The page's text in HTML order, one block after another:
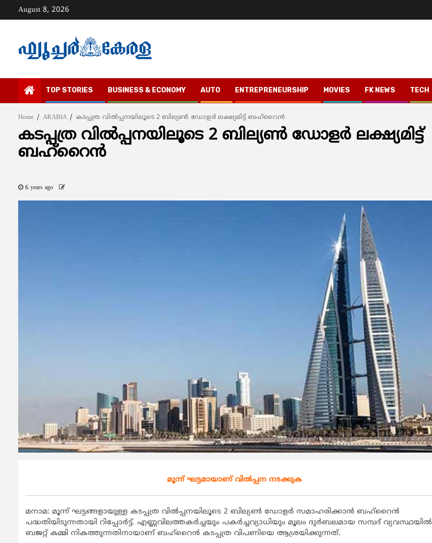
August 8, 2026
TOP STORIES BUSINESS & ECONOMY AUTO ENTREPRENEURSHIP MOVIES FK NEWS TECH
Home ARABIA കടപ്പത്ര വിൽപ്പനയിലൂടെ 2 ബില്യൺ ഡോളർ ലക്ഷ്യമിട്ട് ബഹ്റൈൻ
കടപ്പത്ര വിൽപ്പനയിലൂടെ 2 ബില്യൺ ഡോളർ ലക്ഷ്യമിട്ട്
ബഹ്റൈൻ
6 years ago
മൂന്ന് ഘട്ടമായാണ് വിൽപ്പന നടക്കുക
മനാമ: മൂന്ന് ഘട്ടങ്ങളായുള്ള കടപ്പത്ര വിൽപ്പനയിലൂടെ 2 ബില്യൺ ഡോളർ സമാഹരിക്കാൻ ബഹ്റൈൻ
പദ്ധതിയിടുന്നതായി റിപ്പോർട്ട്. എണ്ണവിലത്തകർച്ചയും പകർച്ചവ്യാധിയും മൂലം ദുർബലമായ സമ്പദ് വ്യവസ്ഥയിൽ
ബജറ്റ് കമ്മി നികത്തുന്നതിനായാണ് ബഹ്റൈൻ കടപ്പത്ര വിപണിയെ ആശ്രയിക്കുന്നത്.